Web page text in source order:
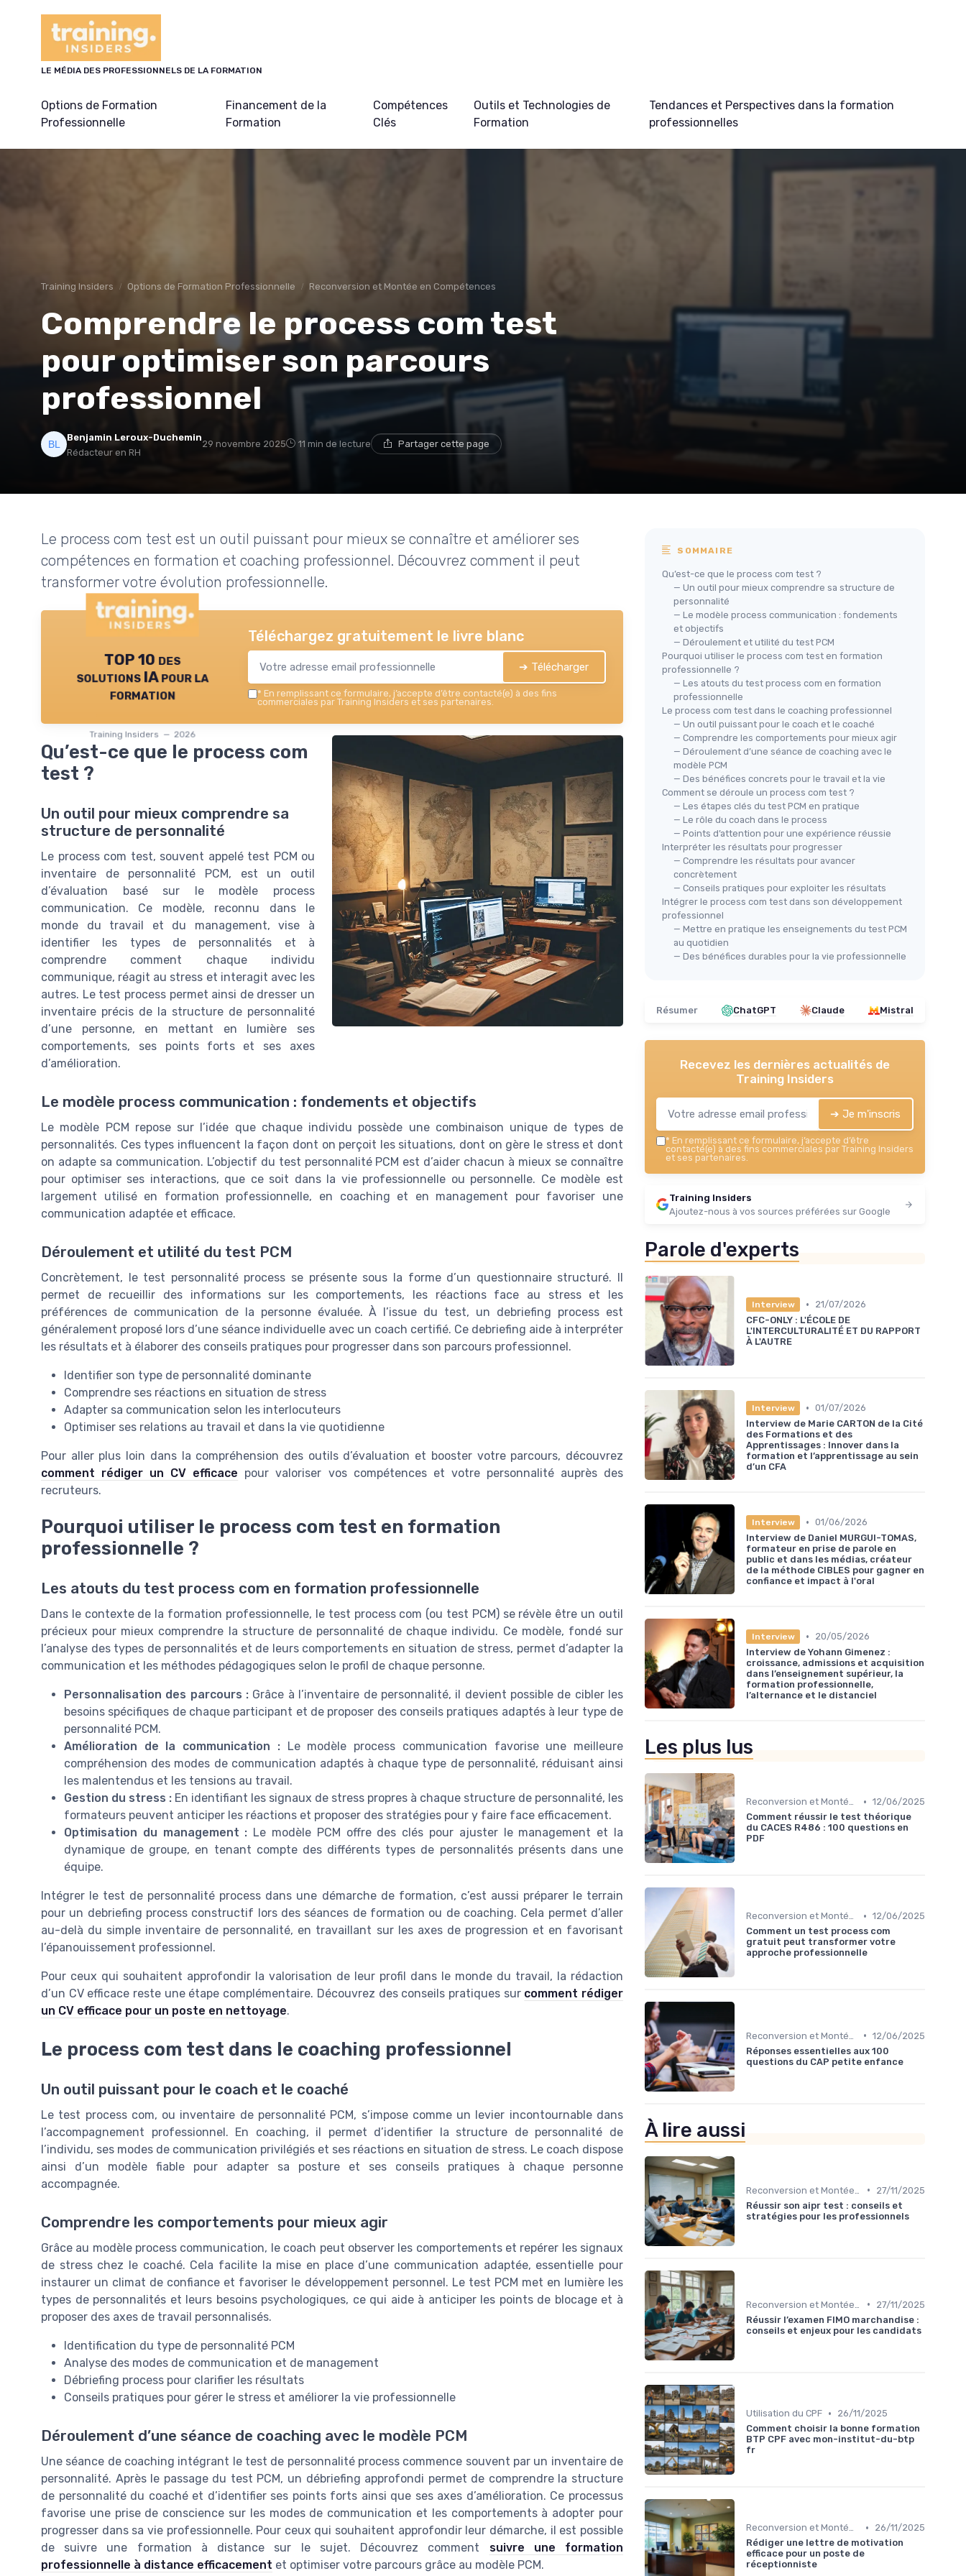
LE MÉDIA DES PROFESSIONNELS DE LA FORMATION
Options de Formation
Professionnelle
Financement de la
Formation
Compétences
Clés
Outils et Technologies de
Formation
Tendances et Perspectives dans la formation
professionnelles
Training Insiders Options de Formation Professionnelle Reconversion et Montée en Compétences
Comprendre le process com test
pour optimiser son parcours
professionnel
Benjamin Leroux-Duchemin
Rédacteur en RH
29 novembre 2025 11 min de lecture Partager cette page
Le process com test est un outil puissant pour mieux se connaître et améliorer ses
compétences en formation et coaching professionnel. Découvrez comment il peut
transformer votre évolution professionnelle.
TOP 10 des
solutions IA pour la
formation
Training Insiders — 2026
Téléchargez gratuitement le livre blanc
➔ Télécharger
* En remplissant ce formulaire, j’accepte d’être contacté(e) à des fins
commerciales par Training Insiders et ses partenaires.
Qu’est-ce que le process com
test ?
Un outil pour mieux comprendre sa
structure de personnalité
Le process com test, souvent appelé test PCM ou
inventaire de personnalité PCM, est un outil
d’évaluation basé sur le modèle process
communication. Ce modèle, reconnu dans le
monde du travail et du management, vise à
identifier les types de personnalités et à
comprendre comment chaque individu
communique, réagit au stress et interagit avec les
autres. Le test process permet ainsi de dresser un
inventaire précis de la structure de personnalité
d’une personne, en mettant en lumière ses
comportements, ses points forts et ses axes
d’amélioration.
Le modèle process communication : fondements et objectifs
Le modèle PCM repose sur l’idée que chaque individu possède une combinaison unique de types de
personnalités. Ces types influencent la façon dont on perçoit les situations, dont on gère le stress et dont
on adapte sa communication. L’objectif du test personnalité PCM est d’aider chacun à mieux se connaître
pour optimiser ses interactions, que ce soit dans la vie professionnelle ou personnelle. Ce modèle est
largement utilisé en formation professionnelle, en coaching et en management pour favoriser une
communication adaptée et efficace.
Déroulement et utilité du test PCM
Concrètement, le test personnalité process se présente sous la forme d’un questionnaire structuré. Il
permet de recueillir des informations sur les comportements, les réactions face au stress et les
préférences de communication de la personne évaluée. À l’issue du test, un debriefing process est
généralement proposé lors d’une séance individuelle avec un coach certifié. Ce debriefing aide à interpréter
les résultats et à élaborer des conseils pratiques pour progresser dans son parcours professionnel.
Identifier son type de personnalité dominante
Comprendre ses réactions en situation de stress
Adapter sa communication selon les interlocuteurs
Optimiser ses relations au travail et dans la vie quotidienne
Pour aller plus loin dans la compréhension des outils d’évaluation et booster votre parcours, découvrez
comment rédiger un CV efficace pour valoriser vos compétences et votre personnalité auprès des
recruteurs.
Pourquoi utiliser le process com test en formation
professionnelle ?
Les atouts du test process com en formation professionnelle
Dans le contexte de la formation professionnelle, le test process com (ou test PCM) se révèle être un outil
précieux pour mieux comprendre la structure de personnalité de chaque individu. Ce modèle, fondé sur
l’analyse des types de personnalités et de leurs comportements en situation de stress, permet d’adapter la
communication et les méthodes pédagogiques selon le profil de chaque personne.
Personnalisation des parcours : Grâce à l’inventaire de personnalité, il devient possible de cibler les
besoins spécifiques de chaque participant et de proposer des conseils pratiques adaptés à leur type de
personnalité PCM.
Amélioration de la communication :Le modèle process communication favorise une meilleure
compréhension des modes de communication adaptés à chaque type de personnalité, réduisant ainsi
les malentendus et les tensions au travail.
Gestion du stress : En identifiant les signaux de stress propres à chaque structure de personnalité, les
formateurs peuvent anticiper les réactions et proposer des stratégies pour y faire face efficacement.
Optimisation du management : Le modèle PCM offre des clés pour ajuster le management et la
dynamique de groupe, en tenant compte des différents types de personnalités présents dans une
équipe.
Intégrer le test de personnalité process dans une démarche de formation, c’est aussi préparer le terrain
pour un debriefing process constructif lors des séances de formation ou de coaching. Cela permet d’aller
au-delà du simple inventaire de personnalité, en travaillant sur les axes de progression et en favorisant
l’épanouissement professionnel.
Pour ceux qui souhaitent approfondir la valorisation de leur profil dans le monde du travail, la rédaction
d’un CV efficace reste une étape complémentaire. Découvrez des conseils pratiques sur comment rédiger
un CV efficace pour un poste en nettoyage.
Le process com test dans le coaching professionnel
Un outil puissant pour le coach et le coaché
Le test process com, ou inventaire de personnalité PCM, s’impose comme un levier incontournable dans
l’accompagnement professionnel. En coaching, il permet d’identifier la structure de personnalité de
l’individu, ses modes de communication privilégiés et ses réactions en situation de stress. Le coach dispose
ainsi d’un modèle fiable pour adapter sa posture et ses conseils pratiques à chaque personne
accompagnée.
Comprendre les comportements pour mieux agir
Grâce au modèle process communication, le coach peut observer les comportements et repérer les signaux
de stress chez le coaché. Cela facilite la mise en place d’une communication adaptée, essentielle pour
instaurer un climat de confiance et favoriser le développement personnel. Le test PCM met en lumière les
types de personnalités et leurs besoins psychologiques, ce qui aide à anticiper les points de blocage et à
proposer des axes de travail personnalisés.
Identification du type de personnalité PCM
Analyse des modes de communication et de management
Débriefing process pour clarifier les résultats
Conseils pratiques pour gérer le stress et améliorer la vie professionnelle
Déroulement d’une séance de coaching avec le modèle PCM
Une séance de coaching intégrant le test de personnalité process commence souvent par un inventaire de
personnalité. Après le passage du test PCM, un débriefing approfondi permet de comprendre la structure
de personnalité du coaché et d’identifier ses points forts ainsi que ses axes d’amélioration. Ce processus
favorise une prise de conscience sur les modes de communication et les comportements à adopter pour
progresser dans sa vie professionnelle. Pour ceux qui souhaitent approfondir leur démarche, il est possible
de suivre une formation à distance sur le sujet. Découvrez comment suivre une formation
professionnelle à distance efficacement et optimiser votre parcours grâce au modèle PCM.
SOMMAIRE
Qu’est-ce que le process com test ?
— Un outil pour mieux comprendre sa structure de
personnalité
— Le modèle process communication : fondements
et objectifs
— Déroulement et utilité du test PCM
Pourquoi utiliser le process com test en formation
professionnelle ?
— Les atouts du test process com en formation
professionnelle
Le process com test dans le coaching professionnel
— Un outil puissant pour le coach et le coaché
— Comprendre les comportements pour mieux agir
— Déroulement d’une séance de coaching avec le
modèle PCM
— Des bénéfices concrets pour le travail et la vie
Comment se déroule un process com test ?
— Les étapes clés du test PCM en pratique
— Le rôle du coach dans le process
— Points d’attention pour une expérience réussie
Interpréter les résultats pour progresser
— Comprendre les résultats pour avancer
concrètement
— Conseils pratiques pour exploiter les résultats
Intégrer le process com test dans son développement
professionnel
— Mettre en pratique les enseignements du test PCM
au quotidien
— Des bénéfices durables pour la vie professionnelle
Résumer ChatGPT Claude Mistral
Recevez les dernières actualités de
Training Insiders
➔ Je m'inscris
* En remplissant ce formulaire, j’accepte d’être
contacté(e) à des fins commerciales par Training Insiders
et ses partenaires.
Training Insiders
Ajoutez-nous à vos sources préférées sur Google
Parole d'experts
Interview •
21/07/2026
CFC-ONLY : L'ÉCOLE DE
L'INTERCULTURALITÉ ET DU RAPPORT
À L'AUTRE
Interview • 01/07/2026
Interview de Marie CARTON de la Cité
des Formations et des
Apprentissages : Innover dans la
formation et l’apprentissage au sein
d’un CFA
Interview • 01/06/2026
Interview de Daniel MURGUI-TOMAS,
formateur en prise de parole en
public et dans les médias, créateur
de la méthode CIBLES pour gagner en
confiance et impact à l'oral
Interview •
20/05/2026
Interview de Yohann Gimenez :
croissance, admissions et acquisition
dans l’enseignement supérieur, la
formation professionnelle,
l’alternance et le distanciel
Les plus lus
Reconversion et Montée en Compétences • 12/06/2025
Comment réussir le test théorique
du CACES R486 : 100 questions en
PDF
Reconversion et Montée en Compétences • 12/06/2025
Comment un test process com
gratuit peut transformer votre
approche professionnelle
• 12/06/2025
Réponses essentielles aux 100
questions du CAP petite enfance
À lire aussi
•
27/11/2025
Réussir son aipr test : conseils et
stratégies pour les professionnels
•
27/11/2025
Réussir l’examen FIMO marchandise :
conseils et enjeux pour les candidats
Utilisation du CPF •
26/11/2025
Comment choisir la bonne formation
BTP CPF avec mon-institut-du-btp
fr
Reconversion et Montée en Compétences •
26/11/2025
Rédiger une lettre de motivation
efficace pour un poste de
réceptionniste